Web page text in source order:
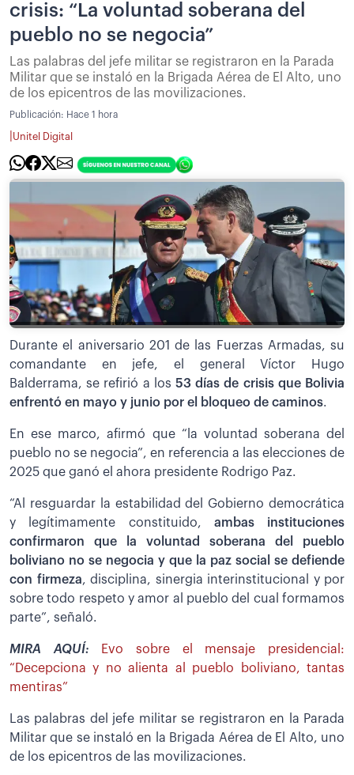
crisis: “La voluntad soberana del
pueblo no se negocia”
Las palabras del jefe militar se registraron en la Parada
Militar que se instaló en la Brigada Aérea de El Alto, uno
de los epicentros de las movilizaciones.
Publicación: Hace 1 hora
Unitel Digital
Durante el aniversario 201 de las Fuerzas Armadas, su
comandante en jefe, el general Víctor Hugo
Balderrama, se refirió a los 53 días de crisis que Bolivia
enfrentó en mayo y junio por el bloqueo de caminos.
En ese marco, afirmó que “la voluntad soberana del
pueblo no se negocia”, en referencia a las elecciones de
2025 que ganó el ahora presidente Rodrigo Paz.
“Al resguardar la estabilidad del Gobierno democrática
y legítimamente constituido, ambas instituciones
confirmaron que la voluntad soberana del pueblo
boliviano no se negocia y que la paz social se defiende
con firmeza, disciplina, sinergia interinstitucional y por
sobre todo respeto y amor al pueblo del cual formamos
parte”, señaló.
MIRA AQUÍ:
Evo sobre el mensaje presidencial:
“Decepciona y no alienta al pueblo boliviano, tantas
mentiras”
Las palabras del jefe militar se registraron en la Parada
Militar que se instaló en la Brigada Aérea de El Alto, uno
de los epicentros de las movilizaciones.